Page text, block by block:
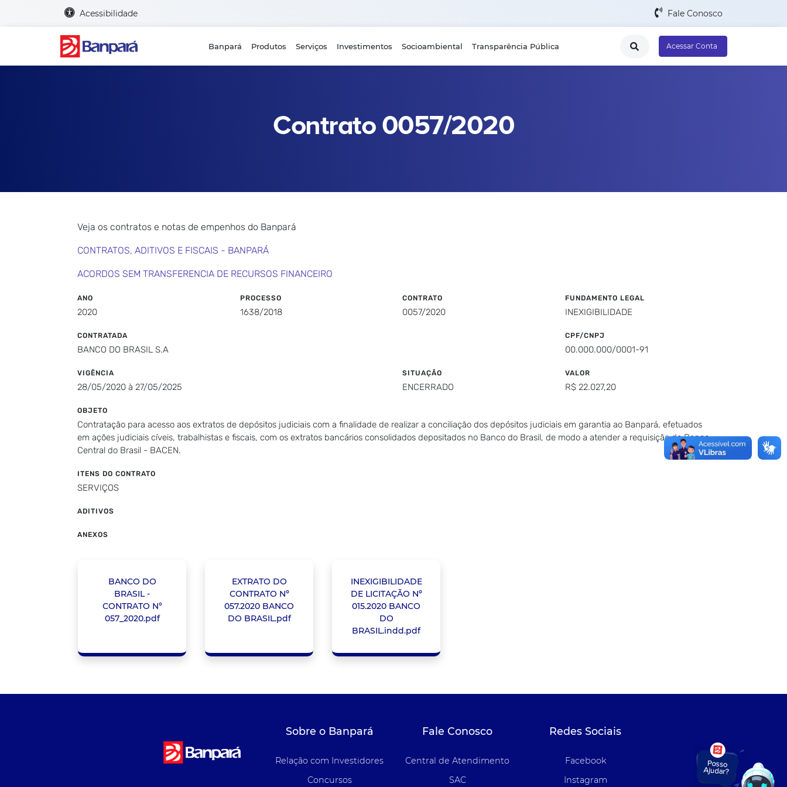
Acessibilidade Fale Conosco
Banpará Produtos Serviços Investimentos Socioambiental Transparência Pública Acessar Conta
Contrato 0057/2020
Veja os contratos e notas de empenhos do Banpará
CONTRATOS, ADITIVOS E FISCAIS - BANPARÁ
ACORDOS SEM TRANSFERENCIA DE RECURSOS FINANCEIRO
ANO
2020
PROCESSO
1638/2018
CONTRATO
0057/2020
FUNDAMENTO LEGAL
INEXIGIBILIDADE
CONTRATADA
BANCO DO BRASIL S.A
CPF/CNPJ
00.000.000/0001-91
VIGÊNCIA
28/05/2020 à 27/05/2025
SITUAÇÃO
ENCERRADO
VALOR
R$ 22.027,20
OBJETO
Contratação para acesso aos extratos de depósitos judiciais com a finalidade de realizar a conciliação dos depósitos judiciais em garantia ao Banpará, efetuados
em ações judiciais cíveis, trabalhistas e fiscais, com os extratos bancários consolidados depositados no Banco do Brasil, de modo a atender a requisição do Banco
Central do Brasil - BACEN.
ITENS DO CONTRATO
SERVIÇOS
ADITIVOS
ANEXOS
BANCO DO
BRASIL -
CONTRATO N°
057_2020.pdf
EXTRATO DO
CONTRATO Nº
057.2020 BANCO
DO BRASIL.pdf
INEXIGIBILIDADE
DE LICITAÇÃO Nº
015.2020 BANCO
DO
BRASIL.indd.pdf
Sobre o Banpará
Relação com Investidores
Concursos
Fale Conosco
Central de Atendimento
SAC
Redes Sociais
Facebook
Instagram